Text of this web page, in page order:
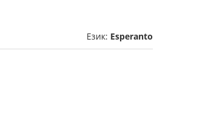
Език: Esperanto